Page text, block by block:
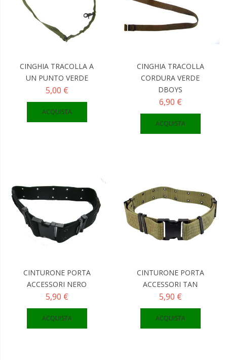
CINGHIA TRACOLLA A
UN PUNTO VERDE
5,00 €
ACQUISTA
CINGHIA TRACOLLA
CORDURA VERDE
DBOYS
6,90 €
ACQUISTA
CINTURONE PORTA
ACCESSORI NERO
5,90 €
ACQUISTA
CINTURONE PORTA
ACCESSORI TAN
5,90 €
ACQUISTA